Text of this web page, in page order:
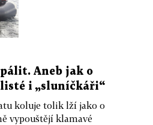
Aneb jak o
i „sluníčkáři“
koluje tolik lží jako o
vypouštějí klamavé